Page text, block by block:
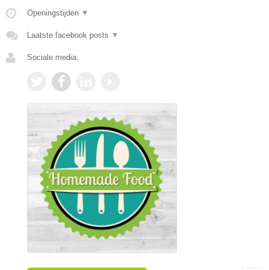
Openingstijden ▼
Laatste facebook posts ▼
Sociale media: